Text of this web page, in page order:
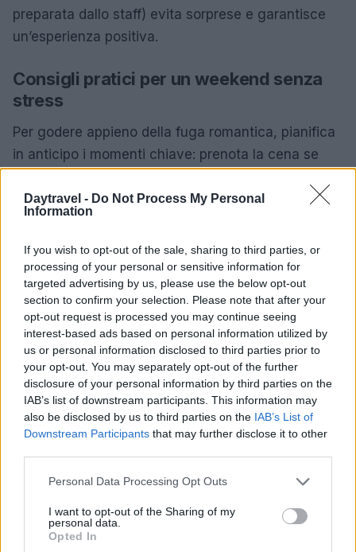
Daytravel - Do Not Process My Personal
Information
If you wish to opt-out of the sale, sharing to third parties, or
processing of your personal or sensitive information for
targeted advertising by us, please use the below opt-out
section to confirm your selection. Please note that after your
opt-out request is processed you may continue seeing
interest-based ads based on personal information utilized by
us or personal information disclosed to third parties prior to
your opt-out. You may separately opt-out of the further
disclosure of your personal information by third parties on the
IAB’s list of downstream participants. This information may
also be disclosed by us to third parties on the IAB’s List of
Downstream Participants that may further disclose it to other
Please note that this website/app uses one or more Google
not limited to your visit or usage behaviour. You may click to
grant or deny consent to Google and its third-party tags to
use your data for below specified purposes in below Google
Personal Data Processing Opt Outs
I want to opt-out of the Sharing of my
personal data.
Opted In
preparata dallo staff) evita sorprese e garantisce
un’esperienza positiva.
Consigli pratici per un weekend senza
stress
Per godere appieno della fuga romantica, pianifica
in anticipo i momenti chiave: prenota la cena se
su parcheggio e trasporti e comunica eventuali
richieste speciali alla struttura prima dell’arrivo.
Arrivare con il tempo giusto per rilassarsi e usare la
vasca idromassaggio o la doccia emozionale
significa trasformare un semplice soggiorno in un
vero rituale di coppia.
Scegliendo attentamente dotazioni e servizi, il tuo
weekend può diventare un ricordo duraturo.
AUTORE
Camilla Bellini
Camilla Bellini, ex guida turistica fiorentina,
trasformò la visita a Santa Maria Novella in un
progetto multimediale: ora dirige
approfondimenti su patrimoni locali. In
redazione sostiene itinerari slow, firma dossier